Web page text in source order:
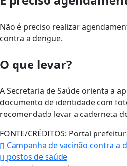
Não é preciso realizar
contra a dengue.
O que levar?
A Secretaria de Saúde orienta a
documento de identidade com
recomendado levar a caderneta
FONTE/CRÉDITOS: Portal
Campanha de vacinão contra a
postos de saúde